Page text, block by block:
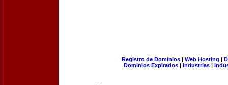
Registro de Dominios| Web Hosting |
Dominios Expirados | Industrias |